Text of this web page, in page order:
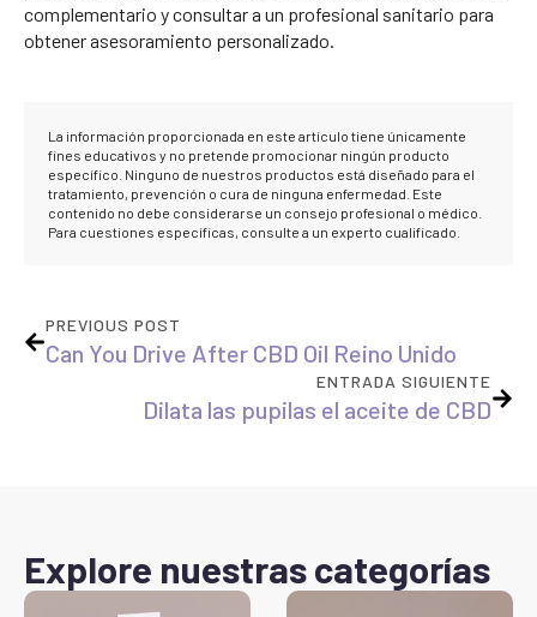
complementario y consultar a un profesional sanitario para
obtener asesoramiento personalizado.
La información proporcionada en este artículo tiene únicamente
fines educativos y no pretende promocionar ningún producto
específico. Ninguno de nuestros productos está diseñado para el
tratamiento, prevención o cura de ninguna enfermedad. Este
contenido no debe considerarse un consejo profesional o médico.
Para cuestiones específicas, consulte a un experto cualificado.
PREVIOUS POST
Can You Drive After CBD Oil Reino Unido
ENTRADA SIGUIENTE
Dilata las pupilas el aceite de CBD
Explore nuestras categorías